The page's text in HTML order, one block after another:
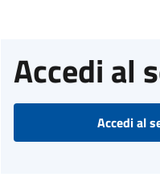
Accedi al
Accedi al